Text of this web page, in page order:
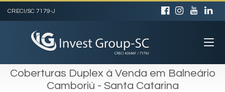
CRECI/SC 7179-J
Coberturas Duplex à Venda em Balneário
Camboriú - Santa Catarina